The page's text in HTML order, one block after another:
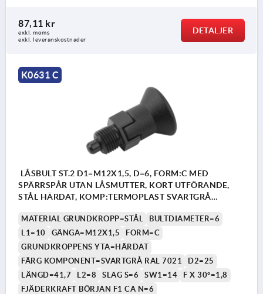
87,11 kr
exkl. moms
exkl. leveranskostnader
DETALJER
K0631 C
LÅSBULT ST.2 D1=M12X1,5, D=6, FORM:C MED
SPÄRRSPÅR UTAN LÅSMUTTER, KORT UTFÖRANDE,
STÅL HÄRDAT, KOMP:TERMOPLAST SVARTGRÅ
MATERIAL GRUNDKROPP=STÅL
BULTDIAMETER=6
L1=10
GÄNGA=M12X1,5
FORM=C
GRUNDKROPPENS YTA=HÄRDAT
FÄRG KOMPONENT=SVARTGRÅ RAL 7021
D2=25
LÄNGD=41,7
L2=8 SLAG S=6 SW1=14
F X 30°=1,8
FJÄDERKRAFT BÖRJAN F1 CA N=6